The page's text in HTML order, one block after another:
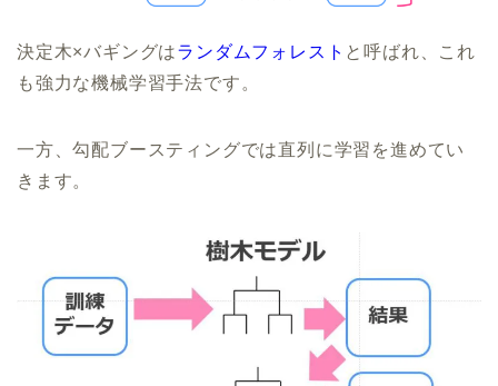
決定木×バギングはランダムフォレスト と呼ばれ、これ
も強力な機械学習手法です。
一方、勾配ブースティングでは直列に学習を進めてい
きます。